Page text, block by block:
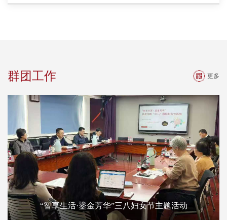
群团工作 更多
“智享生活·鎏金芳华”三八妇女节主题活动